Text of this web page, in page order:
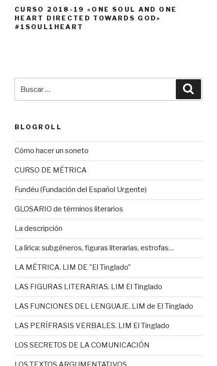
CURSO 2018-19 «ONE SOUL AND ONE
HEART DIRECTED TOWARDS GOD»
#1SOUL1HEART
por:
BLOGROLL
Cómo hacer un soneto
CURSO DE MÉTRICA
Fundéu (Fundación del Español Urgente)
GLOSARIO de términos literarios
La descripción
La lírica: subgéneros, figuras literarias, estrofas…
LA MÉTRICA. LIM DE "El Tinglado"
LAS FIGURAS LITERARIAS. LIM El Tinglado
LAS FUNCIONES DEL LENGUAJE. LIM de El Tinglado
LAS PERÍFRASIS VERBALES. LIM El Tinglado
LOS SECRETOS DE LA COMUNICACIÓN